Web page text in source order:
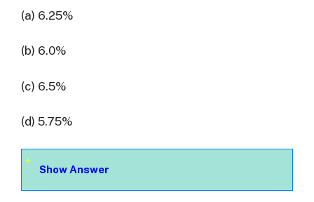
(a) 6.25%
(b) 6.0%
(c) 6.5%
(d) 5.75%
Show Answer